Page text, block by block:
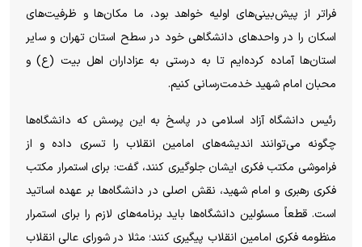
فراتر از پیش‌بینی‌های اولیه خواهد بود، ما مکان‌ها و ظرفیت‌های
اسکان را در واحد‌های دانشگاهی خود در سطح استان تهران و سایر
استان‌ها آماده کرده‌ایم تا به درستی به عزاداران اهل بیت (ع) و
محبان امام شهید خدمت‌رسانی کنیم.
رئیس دانشگاه آزاد اسلامی در پاسخ به این پرسش که دانشگاه‌ها
چگونه می‌توانند اندیشه‌های امامین انقلاب را تسری داده و از
فراموشی مکتب فکری ایشان جلوگیری کنند، گفت: برای استمرار مکتب
فکری رهبری و امام شهید، نقش اصلی در دانشگاه‌ها بر عهده اساتید
است. قطعاً مسئولین دانشگاه‌ها باید برنامه‌های لازم را برای استمرار
منظومه فکری امامین انقلاب پیگیری کنند؛ مثلا در شورای عالی انقلاب